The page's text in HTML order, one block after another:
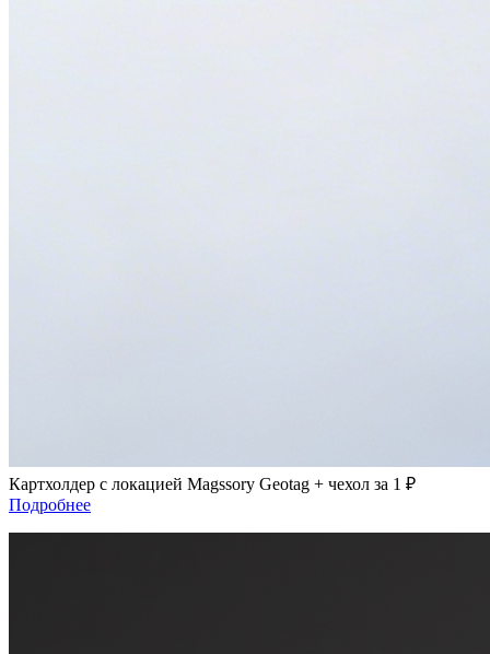
Картхолдер с локацией Magssory Geotag + чехол за 1 ₽
Подробнее